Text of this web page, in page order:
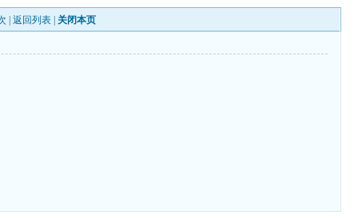
|返回列表 关闭本页